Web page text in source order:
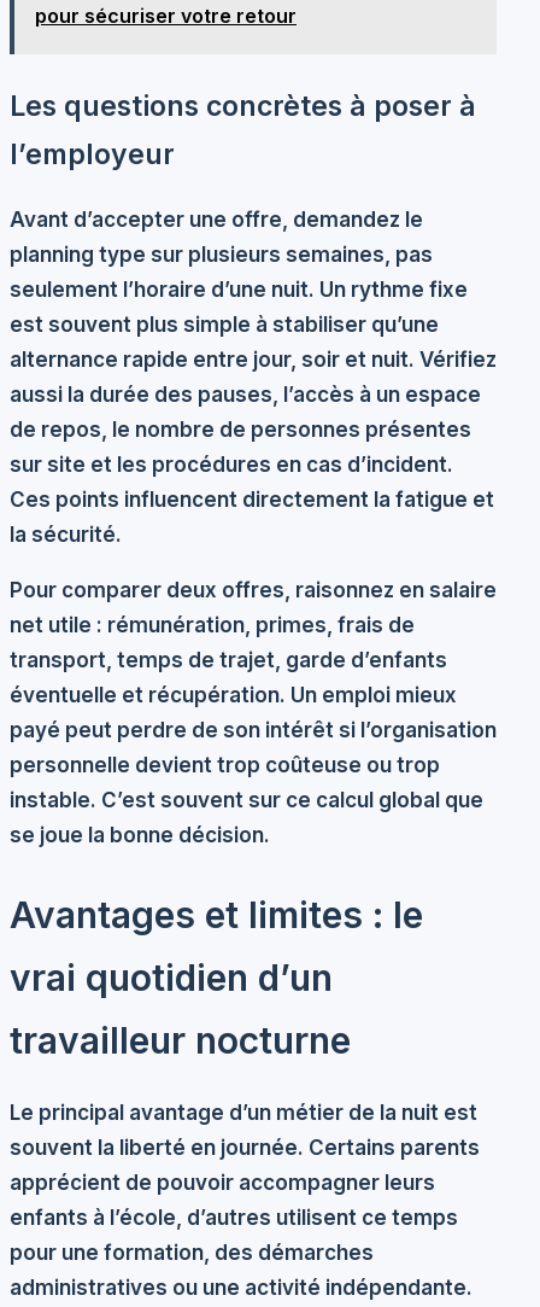
pour sécuriser votre retour
Les questions concrètes à poser à
l’employeur
Avant d’accepter une offre, demandez le
planning type sur plusieurs semaines, pas
seulement l’horaire d’une nuit. Un rythme fixe
est souvent plus simple à stabiliser qu’une
alternance rapide entre jour, soir et nuit. Vérifiez
aussi la durée des pauses, l’accès à un espace
de repos, le nombre de personnes présentes
sur site et les procédures en cas d’incident.
Ces points influencent directement la fatigue et
la sécurité.
Pour comparer deux offres, raisonnez en salaire
net utile : rémunération, primes, frais de
transport, temps de trajet, garde d’enfants
éventuelle et récupération. Un emploi mieux
payé peut perdre de son intérêt si l’organisation
personnelle devient trop coûteuse ou trop
instable. C’est souvent sur ce calcul global que
se joue la bonne décision.
Avantages et limites : le
vrai quotidien d’un
travailleur nocturne
Le principal avantage d’un métier de la nuit est
souvent la liberté en journée. Certains parents
apprécient de pouvoir accompagner leurs
enfants à l’école, d’autres utilisent ce temps
pour une formation, des démarches
administratives ou une activité indépendante.